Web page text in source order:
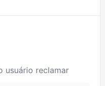
usuário reclamar